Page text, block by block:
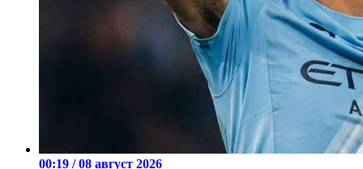
00:19 / 08 август 2026